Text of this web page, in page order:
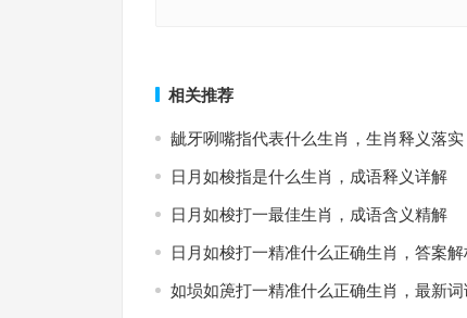
相关推荐
龇牙咧嘴指代表什么生肖，生肖释义落实
日月如梭指是什么生肖，成语释义详解
日月如梭打一最佳生肖，成语含义精解
日月如梭打一精准什么正确生肖，答案
如埙如箎打一精准什么正确生肖，最新词